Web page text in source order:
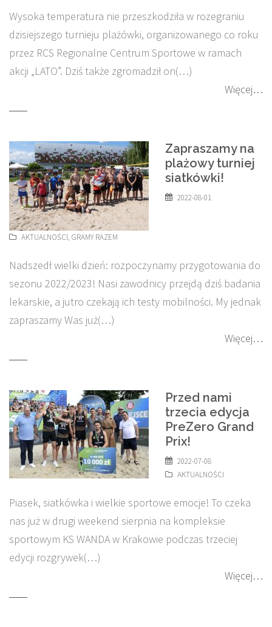
Wysoka temperatura nie przeszkodziła w rozegraniu
dzisiejszego turnieju plażówki, organizowanego co roku
przez RCS Regionalne Centrum Sportowe w ramach
akcji „LATO”. Dziś także zgromadził on(…)
Więcej…
Zapraszamy na
plażowy turniej
siatkówki!
2022-08-01
AKTUALNOŚCI, GRAMY RAZEM
Nadszedł wielki dzień: rozpoczynamy przygotowania do
sezonu 2022/2023! Nasi zawodnicy przejdą dziś badania
lekarskie, a jutro czekają ich testy mobilności. My jednak
zapraszamy Was już(…)
Więcej…
Przed nami
trzecia edycja
PreZero Grand
Prix!
2022-07-08
AKTUALNOŚCI
Piasek, siatkówka i wielkie sportowe emocje! To czeka
nas już w drugi weekend sierpnia na kompleksie
sportowym KS WANDA w Krakowie podczas trzeciej
edycji rozgrywek(…)
Więcej…